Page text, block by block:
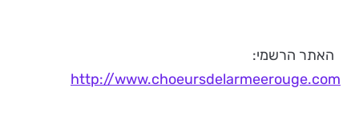
האתר הרשמי:
http://www.choeursdelarmeerouge.com